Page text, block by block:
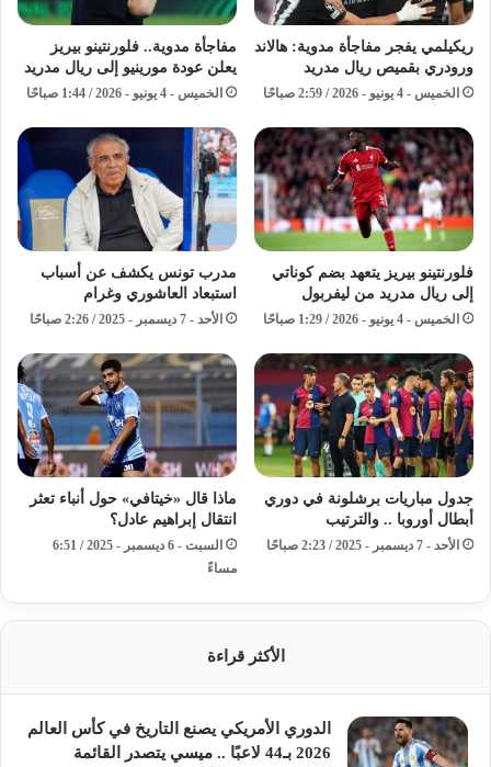
ريكيلمي يفجر مفاجأة مدوية: هالاند
ورودري بقميص ريال مدريد
الخميس - 4 يونيو - 2026 / 2:59 صباحًا
مفاجأة مدوية.. فلورنتينو بيريز
يعلن عودة مورينيو إلى ريال مدريد
الخميس - 4 يونيو - 2026 / 1:44 صباحًا
فلورنتينو بيريز يتعهد بضم كوناتي
إلى ريال مدريد من ليفربول
الخميس - 4 يونيو - 2026 / 1:29 صباحًا
مدرب تونس يكشف عن أسباب
استبعاد العاشوري وغرام
الأحد - 7 ديسمبر - 2025 / 2:26 صباحًا
جدول مباريات برشلونة في دوري
أبطال أوروبا .. والترتيب
الأحد - 7 ديسمبر - 2025 / 2:23 صباحًا
ماذا قال «خيتافي» حول أنباء تعثر
انتقال إبراهيم عادل؟
السبت - 6 ديسمبر - 2025 / 6:51
مساءً
الأكثر قراءة
الدوري الأمريكي يصنع التاريخ في كأس العالم
2026 بـ44 لاعبًا .. ميسي يتصدر القائمة